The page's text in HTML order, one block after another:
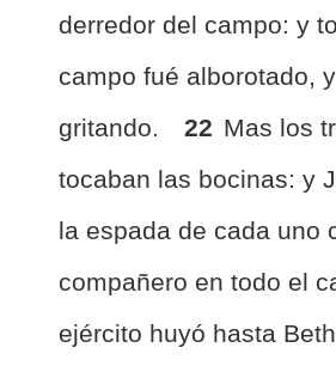
derredor del campo: y
campo fué alborotado,
gritando.
22 Mas los
tocaban las bocinas: y
la espada de cada uno
compañero en todo el
ejército huyó hasta